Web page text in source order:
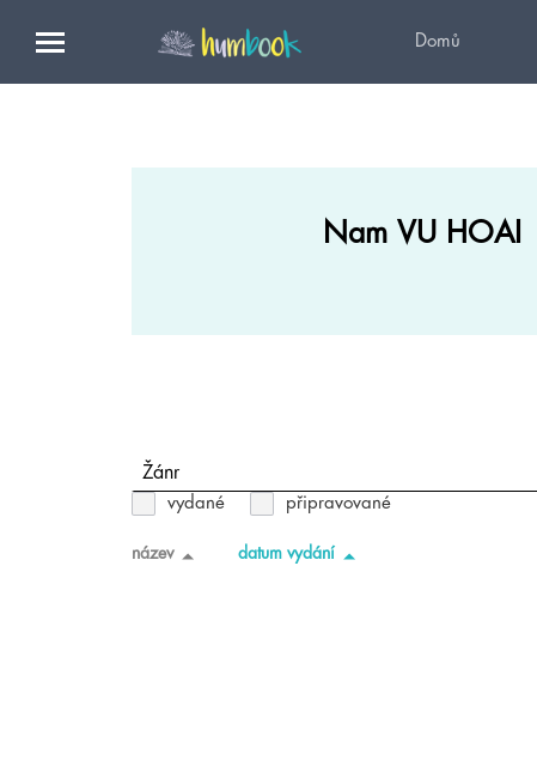
Domů
Nam VU HOAI
Žánr
vydané připravované
název datum vydání